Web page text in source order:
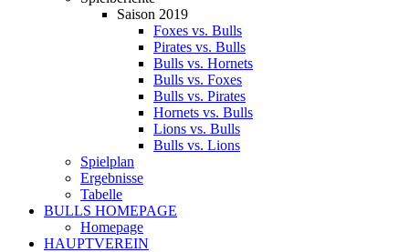
Saison 2019
Foxes vs. Bulls
Pirates vs. Bulls
Bulls vs. Hornets
Bulls vs. Foxes
Bulls vs. Pirates
Hornets vs. Bulls
Lions vs. Bulls
Bulls vs. Lions
Spielplan
Ergebnisse
Tabelle
BULLS HOMEPAGE
Homepage
HAUPTVEREIN